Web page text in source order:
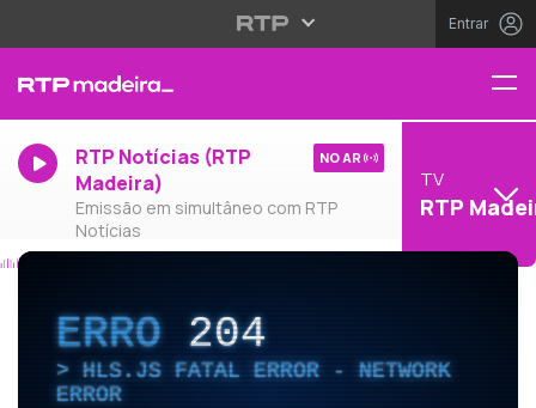
Entrar
RTP Notícias (RTP
Madeira)
Emissão em simultâneo com RTP
Notícias
NO AR
TV
RTP
ERRO204
HLS.JS FATAL ERROR - NETWORK
ERROR